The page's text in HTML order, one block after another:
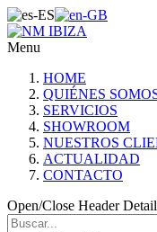
Menu
HOME
QUIÉNES
SERVICIOS
SHOWROOM
NUESTROS
ACTUALIDAD
CONTACTO
Open/Close Header